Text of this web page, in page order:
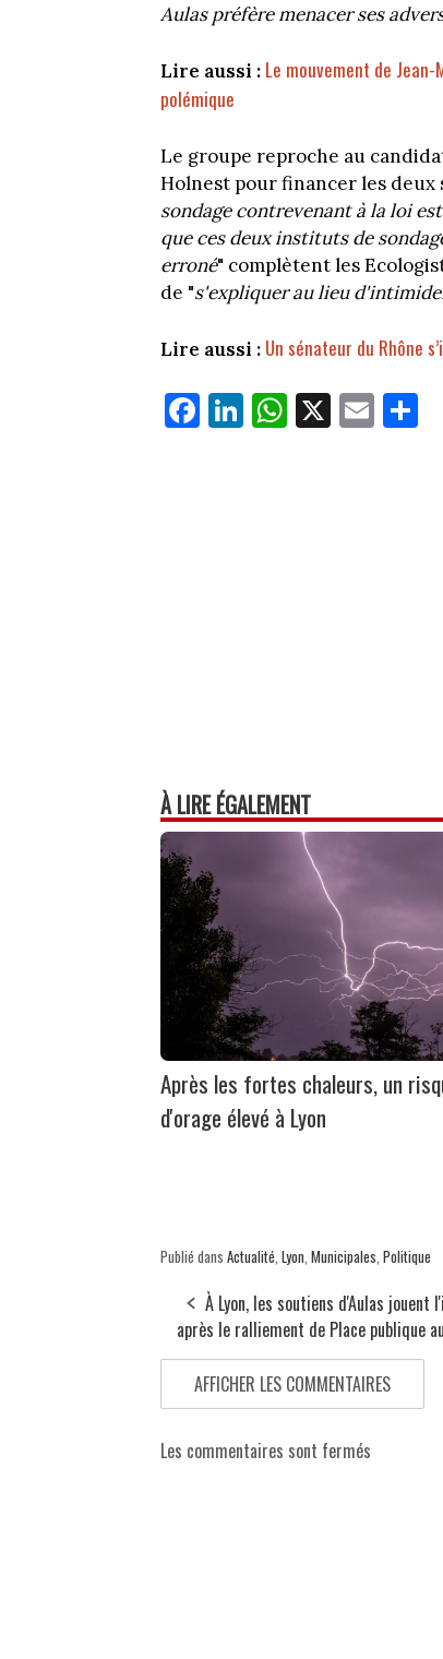
Aulas préfère menacer ses
Lire aussi : Le mouvement de
polémique
Le groupe reproche au
Holnest pour financer les deux
sondage contrevenant à la loi
que ces deux instituts de
erroné" complètent les
de "s'expliquer au lieu
Lire aussi : Un sénateur du Rhône
Fa
ce
Li
nk
W
ha
X E
m
À LIRE ÉGALEMENT
Après les fortes chaleurs, un
d'orage élevé à Lyon
Publié dans Actualité Lyon Municipales Politique
À Lyon, les soutiens d'Aulas jouent
après le ralliement de Place publique
AFFICHER LES COMMENTAIRES
Les commentaires sont fermés